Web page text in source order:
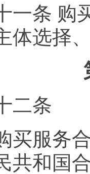
条 购买
体选择
条
服务合
共和国